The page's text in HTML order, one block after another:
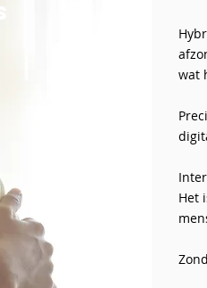
wat
Het